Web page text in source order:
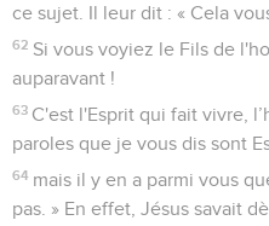
ce sujet. Il leur dit : « Cela
62 Si vous voyiez le Fils de
auparavant !
63 C'est l'Esprit qui fait vivre,
paroles que je vous dis sont
64 mais il y en a parmi vous
pas. » En effet, Jésus savait